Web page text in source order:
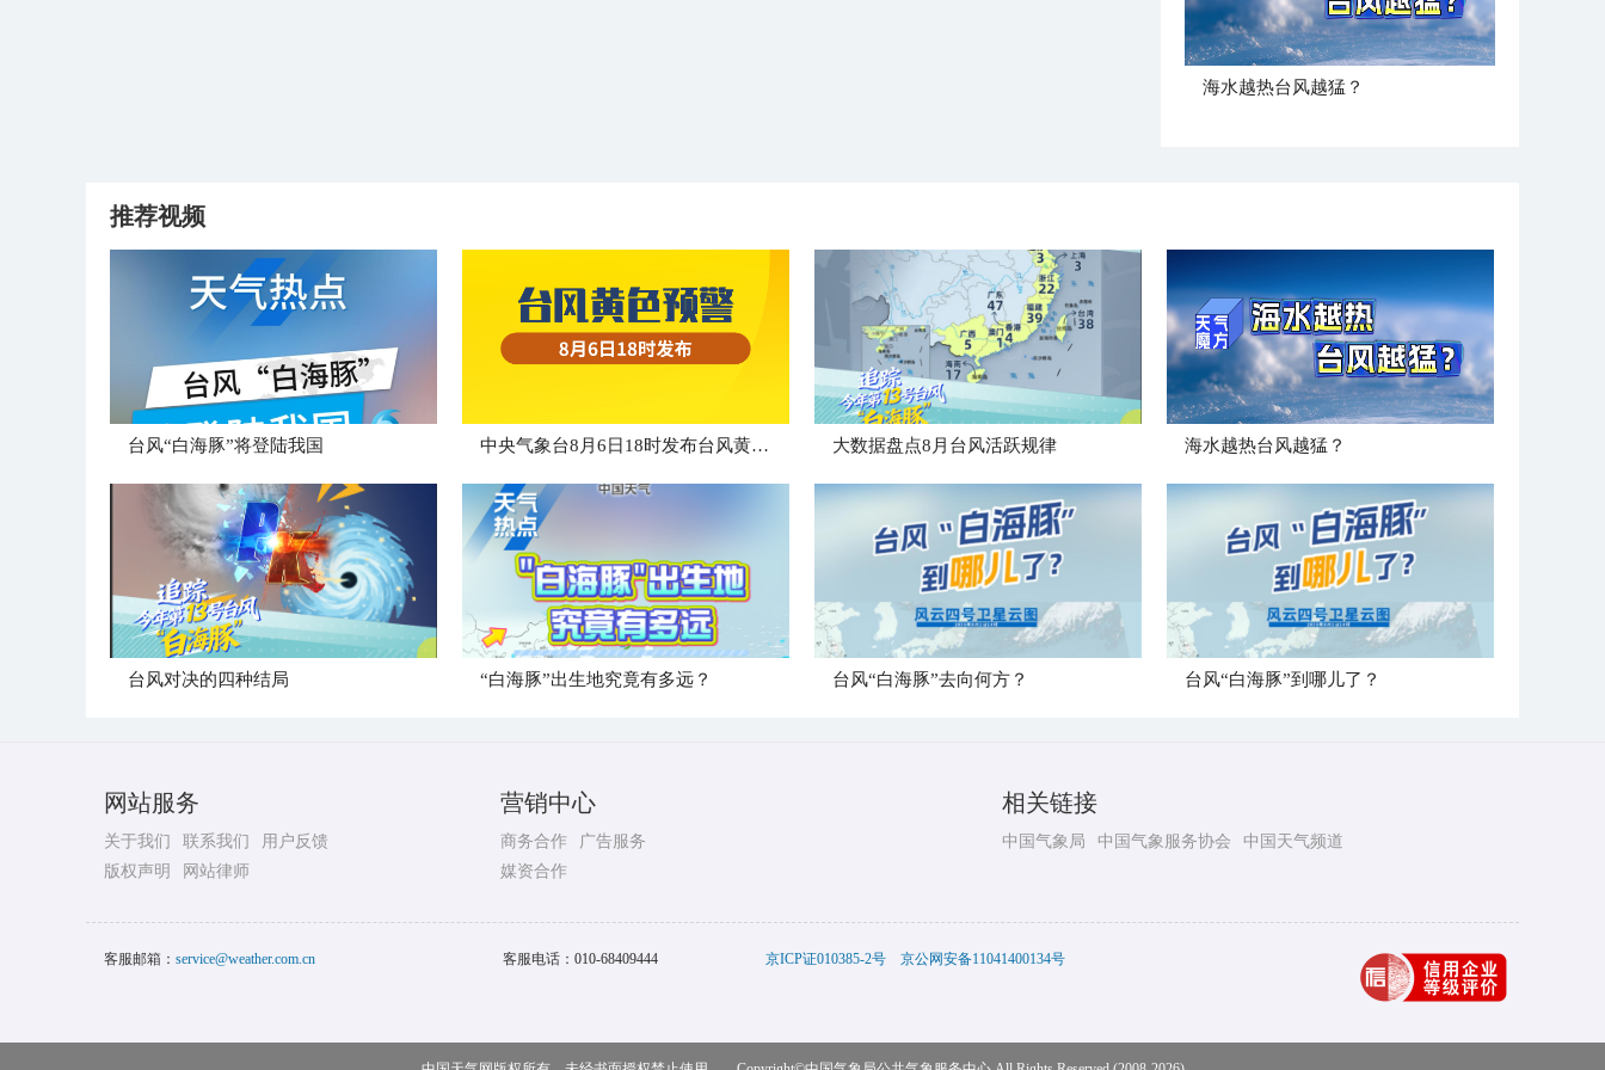
海水越热台风越猛？
推荐视频
台风“白海豚”将登陆我国 中央气象台8月6日18时发布台风黄色预警 大数据盘点8月台风活跃规律 海水越热台风越猛？
台风对决的四种结局 “白海豚”出生地究竟有多远？ 台风“白海豚”去向何方？ 台风“白海豚”到哪儿了？
网站服务
关于我们 联系我们
用户反馈
版权声明
网站律师
营销中心
商务合作
广告服务
媒资合作
相关链接
中国气象局 中国气象服务协会 中国天气频道
客服邮箱： service@weather.com.cn 客服电话： 010-68409444 京ICP证010385-2号 京公网安备11041400134号